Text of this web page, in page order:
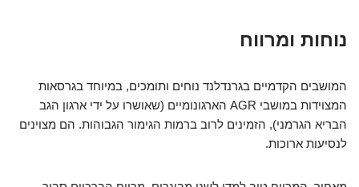
נוחות ומרווח
המושבים הקדמיים בגרנדלנד נוחים ותומכים, במיוחד בגרסאות
המצוידות במושבי AGR הארגונומיים (שאושרו על ידי ארגון הגב
הבריא הגרמני), הזמינים לרוב ברמות הגימור הגבוהות. הם מצוינים
לנסיעות ארוכות.